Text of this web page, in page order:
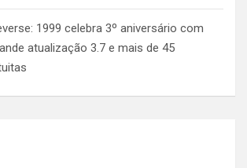
1999 celebra 3º aniversário com
atualização 3.7 e mais de 45